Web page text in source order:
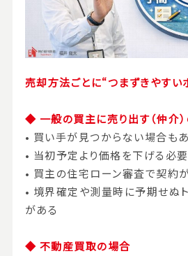
売却方法ごとに“つまずきやすい
◆ 一般の買主に売り出す（仲介
• 買い手が見つからない場合も
• 当初予定より価格を下げる必
• 買主の住宅ローン審査で契約
• 境界確定や測量時に予期せぬ
がある
◆ 不動産買取の場合